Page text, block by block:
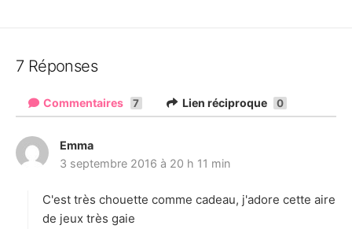
7 Réponses
Commentaires 7 Lien réciproque 0
Emma
i
:
3 septembre 2016 à 20 h 11 min
C'est très chouette comme cadeau, j'adore cette aire
de jeux très gaie